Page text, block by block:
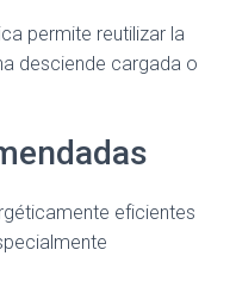
permite reutilizar la
desciende cargada o
eficientes